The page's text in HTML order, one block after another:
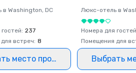
в Washington, DC
: 237
встреч: 8
место проведения
Люкс-отель в
Номера для гостей
Помещения для
Выбрать